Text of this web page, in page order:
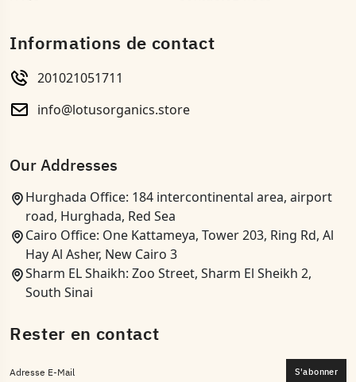
Rester en contact
S'abonner
Informations de contact
201021051711
info@lotusorganics.store
Our Addresses
Hurghada Office: 184 intercontinental area, airport
road, Hurghada, Red Sea
Cairo Office: One Kattameya, Tower 203, Ring Rd, Al
Hay Al Asher, New Cairo 3
Sharm EL Shaikh: Zoo Street, Sharm El Sheikh 2,
South Sinai